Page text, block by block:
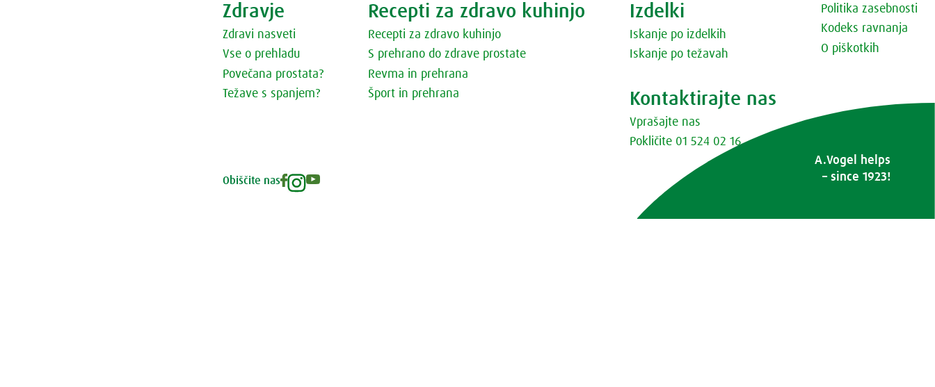
A.Vogel helps
– since 1923!
Zdravje
Zdravi nasveti
Vse o prehladu
Povečana prostata?
Težave s spanjem?
Recepti za zdravo kuhinjo
Recepti za zdravo kuhinjo
S prehrano do zdrave prostate
Revma in prehrana
Šport in prehrana
Izdelki
Iskanje po izdelkih
Iskanje po težavah
Kontaktirajte nas
Vprašajte nas
Pokličite 01 524 02 16
Politika zasebnosti
Kodeks ravnanja
O piškotkih
Obiščite nas